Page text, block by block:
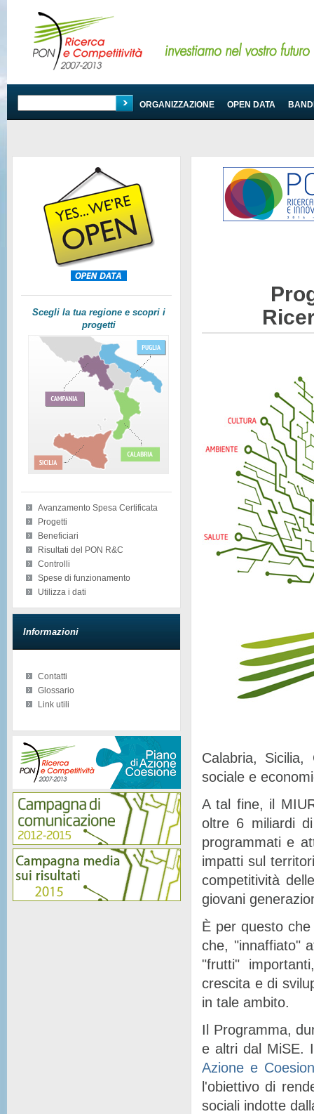
PROGRAMMA ORGANIZZAZIONE OPEN DATA
Scegli la tua regione e scopri i
progetti
Avanzamento Spesa Certificata
Progetti
Beneficiari
Risultati del PON R&C
Controlli
Spese di funzionamento
Utilizza i dati
Informazioni
Contatti
Glossario
Link utili
Calabria, Sicilia,
sociale e
A tal fine, il
oltre 6 miliardi
programmati e
impatti sul
competitività
giovani
È per questo
che, "innaffiato"
"frutti"
crescita e di
in tale ambito.
Il Programma,
e altri dal MiSE.
Azione e
l'obiettivo di
sociali indotte